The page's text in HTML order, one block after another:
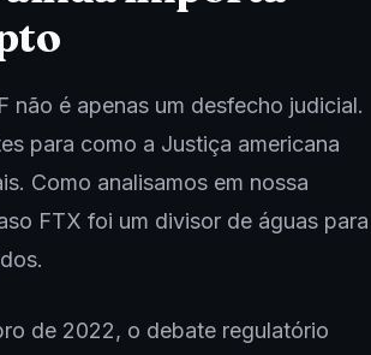
não é apenas um desfecho judicial.
para como a Justiça americana
Como analisamos em nossa
FTX foi um divisor de águas para
de 2022, o debate regulatório